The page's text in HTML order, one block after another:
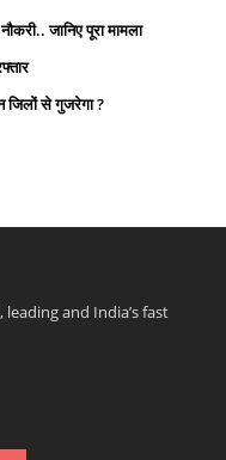
जानिए पूरा मामला
जिलों से गुजरेगा ?
and India’s fast